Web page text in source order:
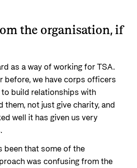
the organisation, if
as a way of working for TSA.
before, we have corps officers
build relationships with
them, not just give charity, and
well it has given us very
been that some of the
was confusing from the